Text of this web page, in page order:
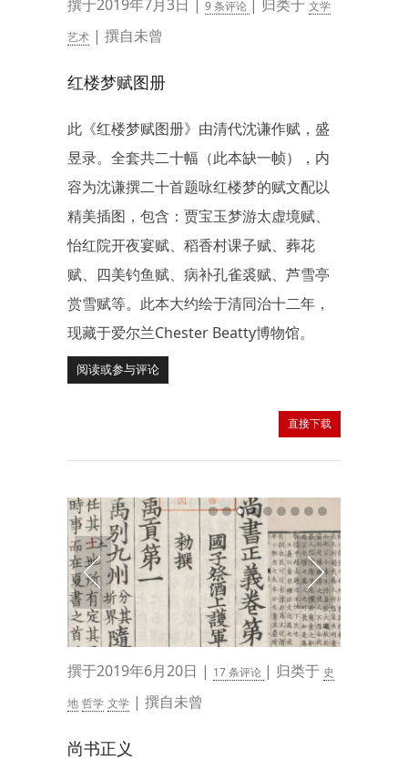
撰于2019年7月3日 | 9 条评论 | 归类于 文学
艺术 | 撰自未曾
红楼梦赋图册
此《红楼梦赋图册》由清代沈谦作赋，盛
昱录。全套共二十幅（此本缺一帧），内
容为沈谦撰二十首题咏红楼梦的赋文配以
精美插图，包含：贾宝玉梦游太虚境赋、
怡红院开夜宴赋、稻香村课子赋、葬花
赋、四美钓鱼赋、病补孔雀裘赋、芦雪亭
赏雪赋等。此本大约绘于清同治十二年，
现藏于爱尔兰Chester Beatty博物馆。
阅读或参与评论
直接下载
撰于2019年6月20日 | 17 条评论 | 归类于 史
地 哲学 文学 | 撰自未曾
尚书正义